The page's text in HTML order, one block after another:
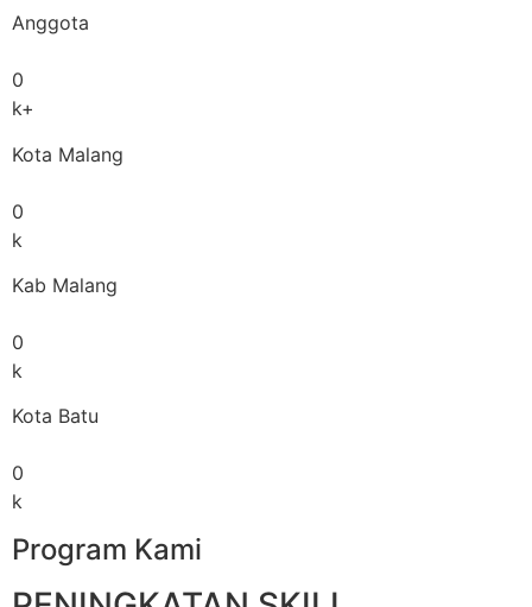
Anggota
0
k+
Kota Malang
0
k
Kab Malang
0
k
Kota Batu
0
k
Program Kami